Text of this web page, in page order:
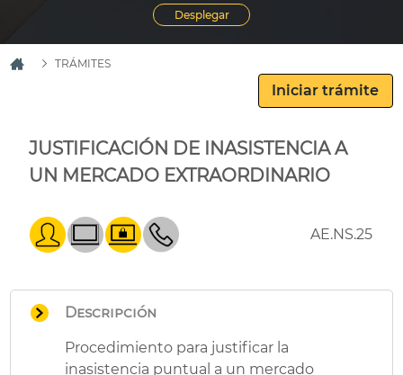
TRÁMITES
JUSTIFICACIÓN DE INASISTENCIA A
UN MERCADO EXTRAORDINARIO
AE.NS.25
Descripción
Procedimiento para justificar la
inasistencia puntual a un mercado